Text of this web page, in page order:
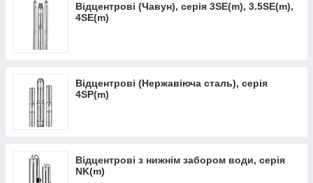
Відцентрові (Чавун), серія 3SE(m), 3.5SE(m),
4SE(m)
Відцентрові (Нержавіюча сталь), серія
4SP(m)
Відцентрові з нижнім забором води, серія
NK(m)